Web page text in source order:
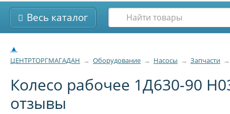
Весь каталог
▲
ЦЕНТРТОРГМАГАДАН → Оборудование → Насосы → Запчасти →
Колесо рабочее 1Д630-90
отзывы